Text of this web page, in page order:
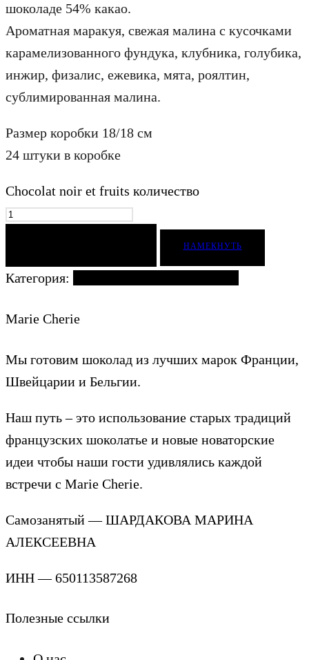
шоколаде 54% какао.
Ароматная маракуя, свежая малина с кусочками
карамелизованного фундука, клубника, голубика,
инжир, физалис, ежевика, мята, роялтин,
сублимированная малина.
Размер коробки 18/18 см
24 штуки в коробке
Chocolat noir et fruits количество
НАМЕКНУТЬ
Категория:
Marie Cherie
Мы готовим шоколад из лучших марок Франции,
Швейцарии и Бельгии.
Наш путь – это использование старых традиций
французских шоколатье и новые новаторские
идеи чтобы наши гости удивлялись каждой
встречи с Marie Cherie.
Самозанятый — ШАРДАКОВА МАРИНА
АЛЕКСЕЕВНА
ИНН — 650113587268
Полезные ссылки